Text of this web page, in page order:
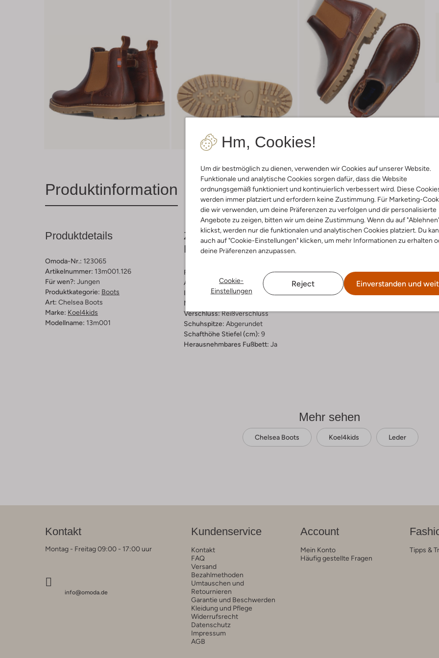
Hm, Cookies!
Um dir bestmöglich zu dienen, verwenden wir Cookies auf unserer Website.
Funktionale und analytische Cookies sorgen dafür, dass die Website
ordnungsgemäß funktioniert und kontinuierlich verbessert wird. Diese
werden immer platziert und erfordern keine Zustimmung. Für Marketing-
die wir verwenden, um deine Präferenzen zu verfolgen und dir personalisierte
Angebote zu zeigen, bitten wir um deine Zustimmung. Wenn du auf
klickst, werden nur die funktionalen und analytischen Cookies platziert. Du
auch auf "Cookie-Einstellungen" klicken, um mehr Informationen zu erhalten
deine Präferenzen anzupassen.
Cookie-
Einstellungen
Reject Einverstanden und
Produktinformation Lieferung & Rückgabe
Produktdetails
Omoda-Nr.: 123065
Artikelnummer: 13m001.126
Für wen?: Jungen
Produktkategorie: Boots
Art: Chelsea Boots
Marke: Koel4kids
Modellname: 13m001
Zusammensetzung &
Passform
Farbe :
Außenmaterial:Leder
Innenmaterial:Schaffel-Futter, Stoff/textil
Material Sohle:
Verschluss:Reißverschluss
Schuhspitze: Abgerundet
Schafthöhe Stiefel (cm): 9
Herausnehmbares Fußbett: Ja
Mehr sehen
Chelsea Boots Koel4kids Leder
Kontakt
Montag - Freitag 09:00 - 17:00 uur
info@omoda.de
Kundenservice
Kontakt
FAQ
Versand
Bezahlmethoden
Umtauschen und
Retournieren
Garantie und Beschwerden
Kleidung und Pflege
Widerrufsrecht
Datenschutz
Impressum
AGB
Account
Mein Konto
Häufig gestellte Fragen
Tipps &